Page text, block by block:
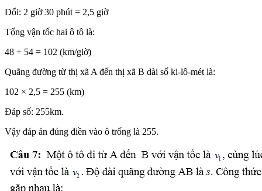
Đổi: 2 giờ 30 phút = 2,5 giờ
Tổng vận tốc hai ô tô là:
48 + 54 = 102 (km/giờ)
Quãng đường từ thị xã A đến thị xã B dài số ki-lô-mét là:
102 × 2,5 = 255 (km)
Đáp số: 255km.
Vậy đáp án đúng điền vào ô trống là 255.